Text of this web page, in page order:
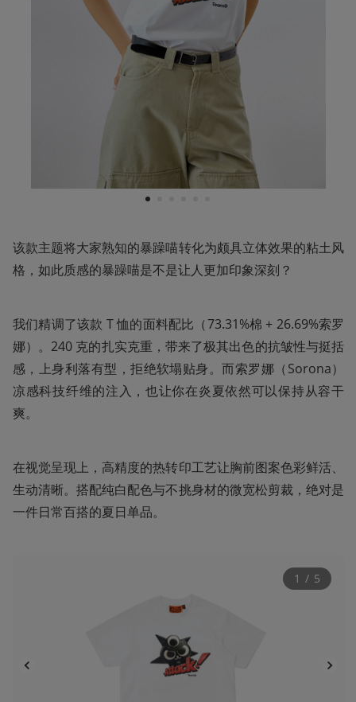
1
该款主题将大家熟知的暴躁喵转化为颇具立体效果的粘土风
格，如此质感的暴躁喵是不是让人更加印象深刻？
我们精调了该款 T 恤的面料配比（73.31%棉 + 26.69%索罗
娜）。240 克的扎实克重，带来了极其出色的抗皱性与挺括
感，上身利落有型，拒绝软塌贴身。而索罗娜（Sorona）
凉感科技纤维的注入，也让你在炎夏依然可以保持从容干
爽。
在视觉呈现上，高精度的热转印工艺让胸前图案色彩鲜活、
生动清晰。搭配纯白配色与不挑身材的微宽松剪裁，绝对是
一件日常百搭的夏日单品。
1 / 5